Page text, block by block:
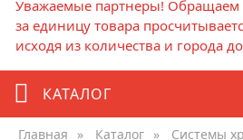
Уважаемые партнеры!
за единицу товара
исходя из количества и города
КАТАЛОГ
Главная » Каталог » Системы